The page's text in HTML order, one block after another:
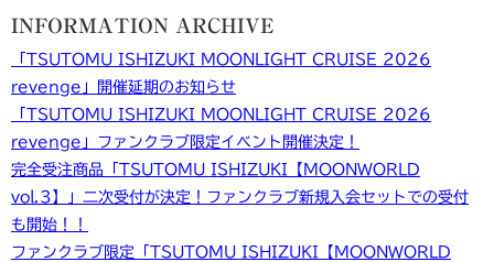
INFORMATION ARCHIVE
「TSUTOMU ISHIZUKI MOONLIGHT CRUISE 2026
revenge」開催延期のお知らせ
「TSUTOMU ISHIZUKI MOONLIGHT CRUISE 2026
revenge」ファンクラブ限定イベント開催決定！
完全受注商品「TSUTOMU ISHIZUKI【MOONWORLD
vol.3】」二次受付が決定！ファンクラブ新規入会セットでの受付
も開始！！
ファンクラブ限定「TSUTOMU ISHIZUKI【MOONWORLD